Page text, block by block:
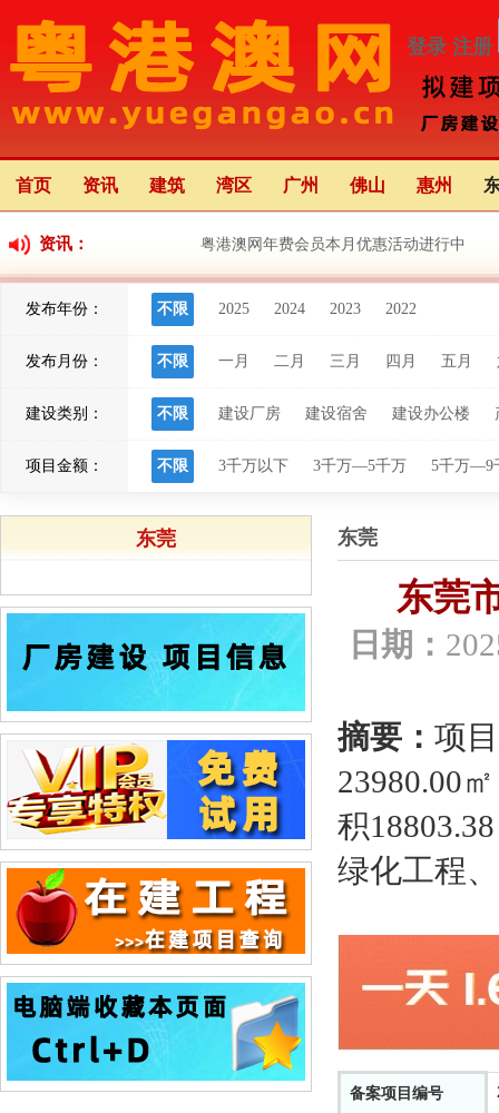
登录 注册
首页 资讯 建筑 湾区 广州 佛山 惠州
资讯： 粤港澳网年费会员本月优惠活动进行中
粤港澳大湾区应用场景创新中心（前海）
发布年份： 不限 2025 2024 2023 2022
发布月份： 不限 一月 二月 三月 四月 五月
建设类别： 不限 建设厂房 建设宿舍 建设办公楼
项目金额： 不限 3千万以下 3千万—5千万 5千万—9
东莞 东莞
东莞
日期：
摘要： 项
23980.00
积
绿化工程
备案项目编号